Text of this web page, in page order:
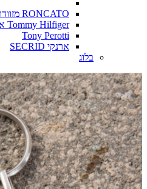
RONCATO מזוודות
Tommy Hilfiger ארנקים
Tony Perotti
ארנקי SECRID
בלוג